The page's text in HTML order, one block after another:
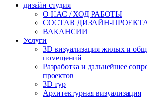
дизайн студия
О НАС / ХОД РАБОТЫ
СОСТАВ ДИЗАЙН-ПРОЕКТА
ВАКАНСИИ
Услуги
3D визуализация жилых и
помещений
Разработка и дальнейшее
проектов
3D тур
Архитектурная визуализация